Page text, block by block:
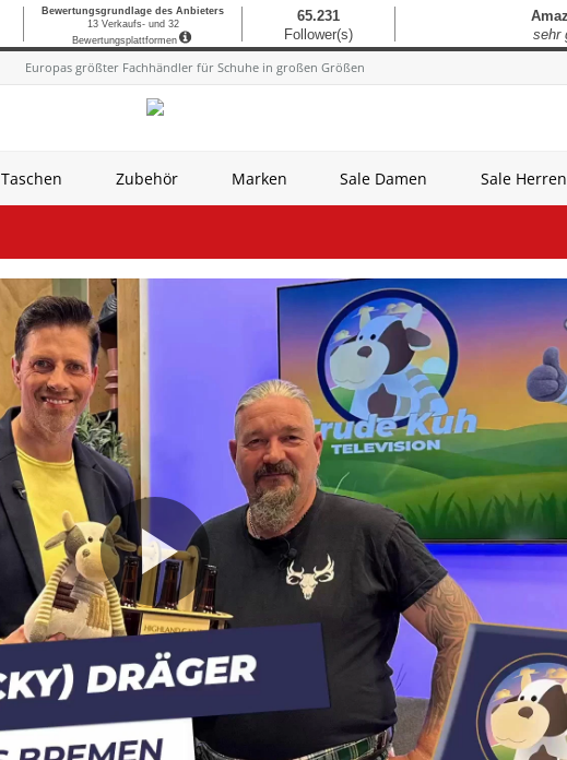
Europas größter Fachhändler für Schuhe in großen Größen
Taschen Zubehör Marken Sale Damen Sale Herren
Video
abspielen